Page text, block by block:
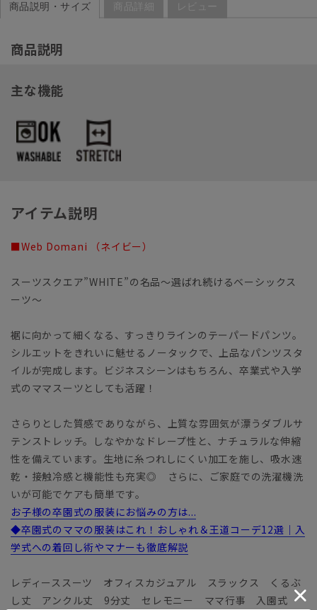
商品説明・サイズ 商品詳細 レビュー
商品説明
主な機能
アイテム説明
■Web Domani （ネイビー）
スーツスクエア”WHITE”の名品～選ばれ続けるベーシックス
ーツ～
裾に向かって細くなる、すっきりラインのテーパードパンツ。
シルエットをきれいに魅せるノータックで、上品なパンツスタ
イルが完成します。ビジネスシーンはもちろん、卒業式や入学
式のママスーツとしても活躍！
さらりとした質感でありながら、上質な雰囲気が漂うダブルサ
テンストレッチ。しなやかなドレープ性と、ナチュラルな伸縮
性を備えています。生地に糸つれしにくい加工を施し、吸水速
乾・接触冷感と機能性も充実◎ さらに、ご家庭での洗濯機洗
いが可能でケアも簡単です。
お子様の卒園式の服装にお悩みの方は...
◆卒園式のママの服装はこれ！おしゃれ＆王道コーデ12選｜入
学式への着回し術やマナーも徹底解説
レディーススーツ オフィスカジュアル スラックス くるぶ
し丈 アンクル丈 9分丈 セレモニー ママ行事 入園式